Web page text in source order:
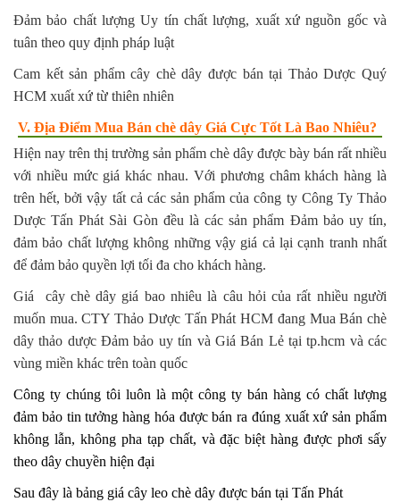
Đảm bảo chất lượng Uy tín chất lượng, xuất xứ nguồn gốc và
tuân theo quy định pháp luật
Cam kết sản phẩm cây chè dây được bán tại Thảo Dược Quý
HCM xuất xứ từ thiên nhiên
V. Địa Điểm Mua Bán chè dây Giá Cực Tốt Là Bao Nhiêu?
Hiện nay trên thị trường sản phẩm chè dây được bày bán rất nhiều
với nhiều mức giá khác nhau. Với phương châm khách hàng là
trên hết, bởi vậy tất cả các sản phẩm của công ty Công Ty Thảo
Dược Tấn Phát Sài Gòn đều là các sản phẩm Đảm bảo uy tín,
đảm bảo chất lượng không những vậy giá cả lại cạnh tranh nhất
để đảm bảo quyền lợi tối đa cho khách hàng.
Giá cây chè dây giá bao nhiêu là câu hỏi của rất nhiều người
muốn mua. CTY Thảo Dược Tấn Phát HCM đang Mua Bán chè
dây thảo dược Đảm bảo uy tín và Giá Bán Lẻ tại tp.hcm và các
vùng miền khác trên toàn quốc
Công ty chúng tôi luôn là một công ty bán hàng có chất lượng
đảm bảo tin tưởng hàng hóa được bán ra đúng xuất xứ sản phẩm
không lẫn, không pha tạp chất, và đặc biệt hàng được phơi sấy
theo dây chuyền hiện đại
Sau đây là bảng giá cây leo chè dây được bán tại Tấn Phát